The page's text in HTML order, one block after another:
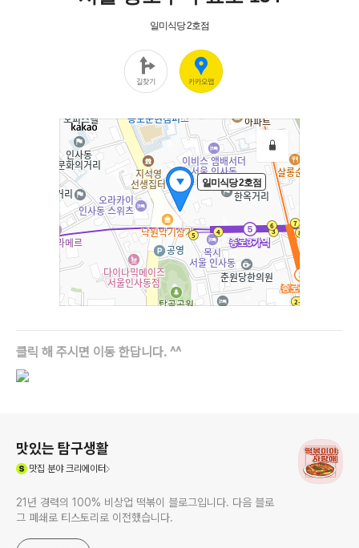
클릭 해 주시면 이동 한답니다. ^^
맛있는 탐구생활
맛집 분야 크리에이터
21년 경력의 100% 비상업 떡볶이 블로그입니다. 다음 블로
그 폐쇄로 티스토리로 이전했습니다.